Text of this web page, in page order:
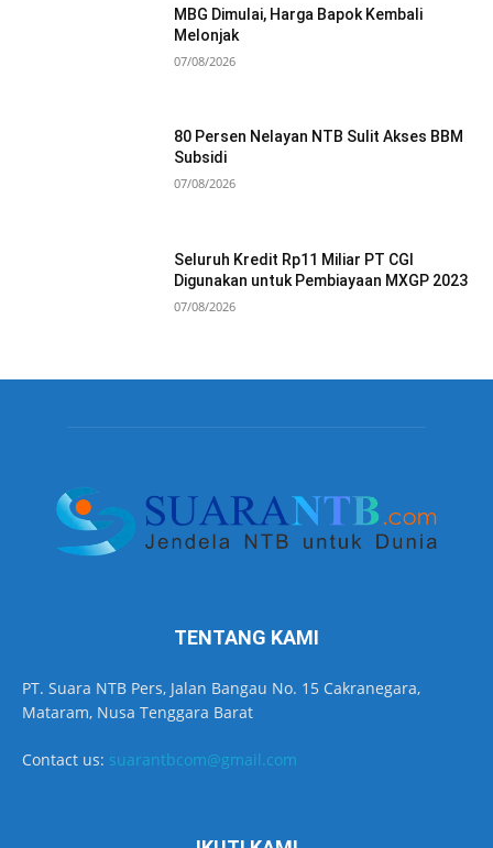
MBG Dimulai, Harga Bapok Kembali
Melonjak
07/08/2026
80 Persen Nelayan NTB Sulit Akses BBM
Subsidi
07/08/2026
Seluruh Kredit Rp11 Miliar PT CGI
Digunakan untuk Pembiayaan MXGP 2023
07/08/2026
TENTANG KAMI
PT. Suara NTB Pers, Jalan Bangau No. 15 Cakranegara,
Mataram, Nusa Tenggara Barat
Contact us: suarantbcom@gmail.com